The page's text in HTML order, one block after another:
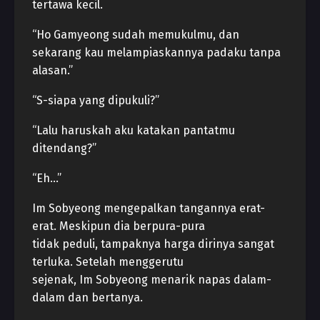
tertawa kecil.
“Ho Gamyeong sudah memukulmu, dan
sekarang kau melampiaskannya padaku tanpa
alasan.”
“S-siapa yang dipukuli?”
“Lalu haruskah aku katakan pantatmu
ditendang?”
“Eh…”
Im Sobyeong mengepalkan tangannya erat-
erat. Meskipun dia berpura-pura
tidak peduli, tampaknya harga dirinya sangat
terluka. Setelah menggerutu
sejenak, Im Sobyeong menarik napas dalam-
dalam dan bertanya.